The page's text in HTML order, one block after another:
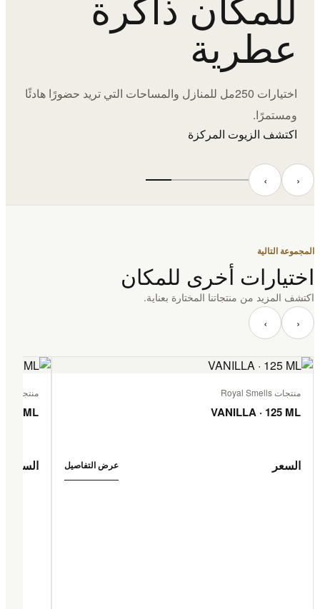
عطرية
اختيارات 250مل للمنازل والمساحات التي تريد حضورًا هادئًا
ومستمرًا.
اكتشف الزيوت المركزة
‹ ›
المجموعة التالية
اختيارات أخرى للمكان
اكتشف المزيد من منتجاتنا المختارة بعناية.
‹ ›
منتجات Royal Smells
VANILLA · 125 ML
السعر عرض التفاصيل
منتجات Royal Smells
ML
السعر